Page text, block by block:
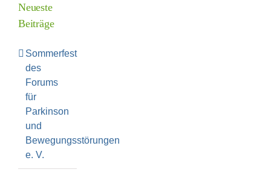
Neueste
Beiträge
Sommerfest
des
Forums
für
Parkinson
und
Bewegungsstörungen
e. V.